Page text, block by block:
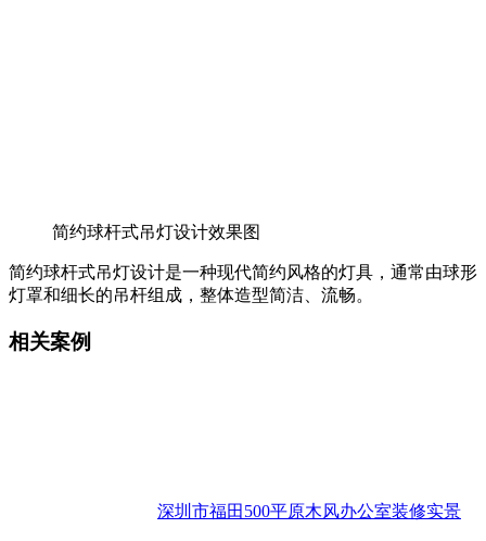
简约球杆式吊灯设计效果图
简约球杆式吊灯设计是一种现代简约风格的灯具，通常由球形
灯罩和细长的吊杆组成，整体造型简洁、流畅。
相关案例
深圳市福田500平原木风办公室装修实景